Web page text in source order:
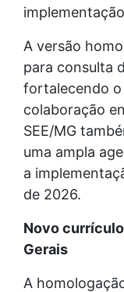
A versão
para consulta
fortalecendo o
colaboração
SEE/MG
uma ampla
a
de 2026.
Novo
Gerais
A